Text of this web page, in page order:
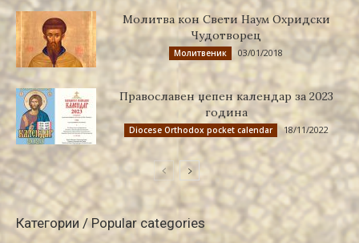
Молитва кон Свети Наум Охридски
Чудотворец
Молитвеник 03/01/2018
Православен џепен календар за 2023
година
Diocese Orthodox pocket calendar 18/11/2022
Категории / Popular categories